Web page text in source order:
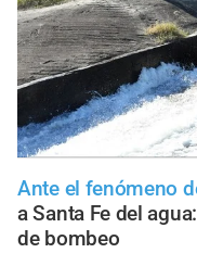
Ante el fenómeno
a Santa Fe del
de bombeo